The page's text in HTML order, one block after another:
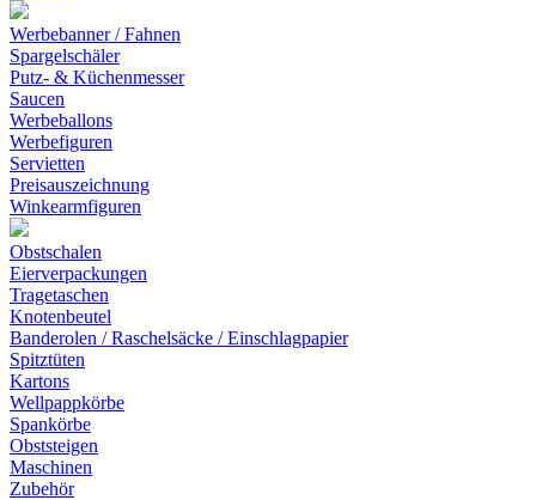
Werbebanner / Fahnen
Spargelschäler
Putz- & Küchenmesser
Saucen
Werbeballons
Werbefiguren
Servietten
Preisauszeichnung
Winkearmfiguren
Obstschalen
Eierverpackungen
Tragetaschen
Knotenbeutel
Banderolen / Raschelsäcke / Einschlagpapier
Spitztüten
Kartons
Wellpappkörbe
Spankörbe
Obststeigen
Maschinen
Zubehör